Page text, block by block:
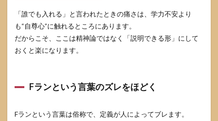
「誰でも入れる」と言われたときの痛さは、学力不安より
も“自尊心”に触れるところにあります。
だからこそ、ここは精神論ではなく「説明できる形」にして
おくと楽になります。
Fランという言葉のズレをほどく
Fランという言葉は俗称で、定義が人によってブレます。